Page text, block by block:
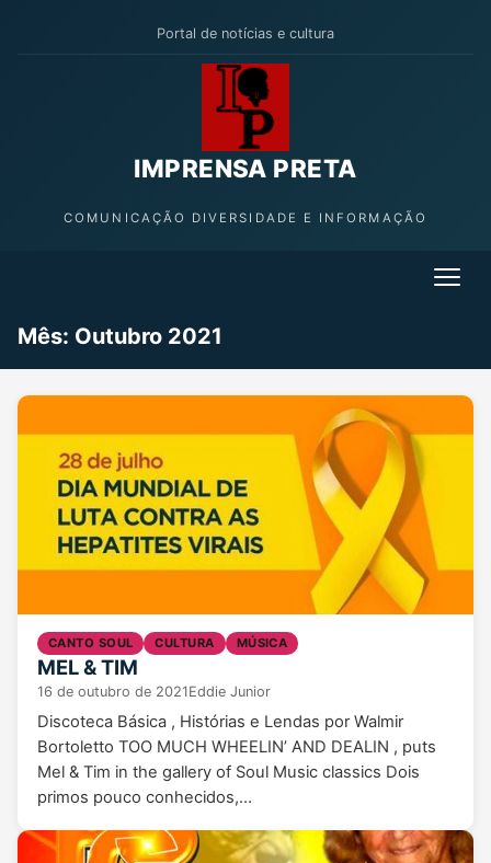
Portal de notícias e cultura
IMPRENSA PRETA
COMUNICAÇÃO DIVERSIDADE E INFORMAÇÃO
Mês: Outubro 2021
CANTO SOUL CULTURA MÚSICA
MEL & TIM
16 de outubro de 2021Eddie Junior
Discoteca Básica , Histórias e Lendas por Walmir
Bortoletto TOO MUCH WHEELIN’ AND DEALIN , puts
Mel & Tim in the gallery of Soul Music classics Dois
primos pouco conhecidos,…